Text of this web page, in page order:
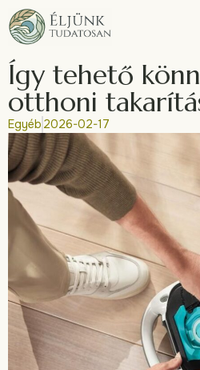
Így tehető
otthoni
Egyéb 2026-02-17